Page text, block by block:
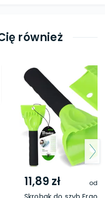
również
11,89 zł od